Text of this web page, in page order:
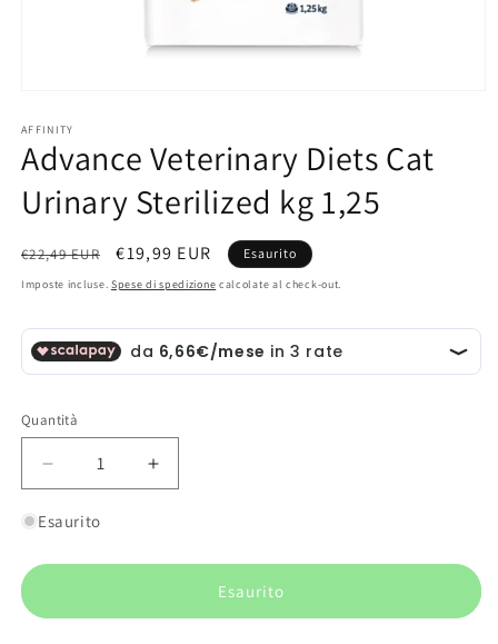
multimediali
1
in
modale
AFFINITY
Advance Veterinary Diets Cat
Urinary Sterilized kg 1,25
Prezzo
di
€22,49 EUR
Prezzo
scontato
€19,99 EUR Esaurito
Imposte incluse. Spese di spedizione calcolate al check-out.
Quantità
Quantità
Diminuisci
quantità
per
Veterinary
Cat
Aumenta
quantità
Veterinary
Cat
Esaurito
Esaurito